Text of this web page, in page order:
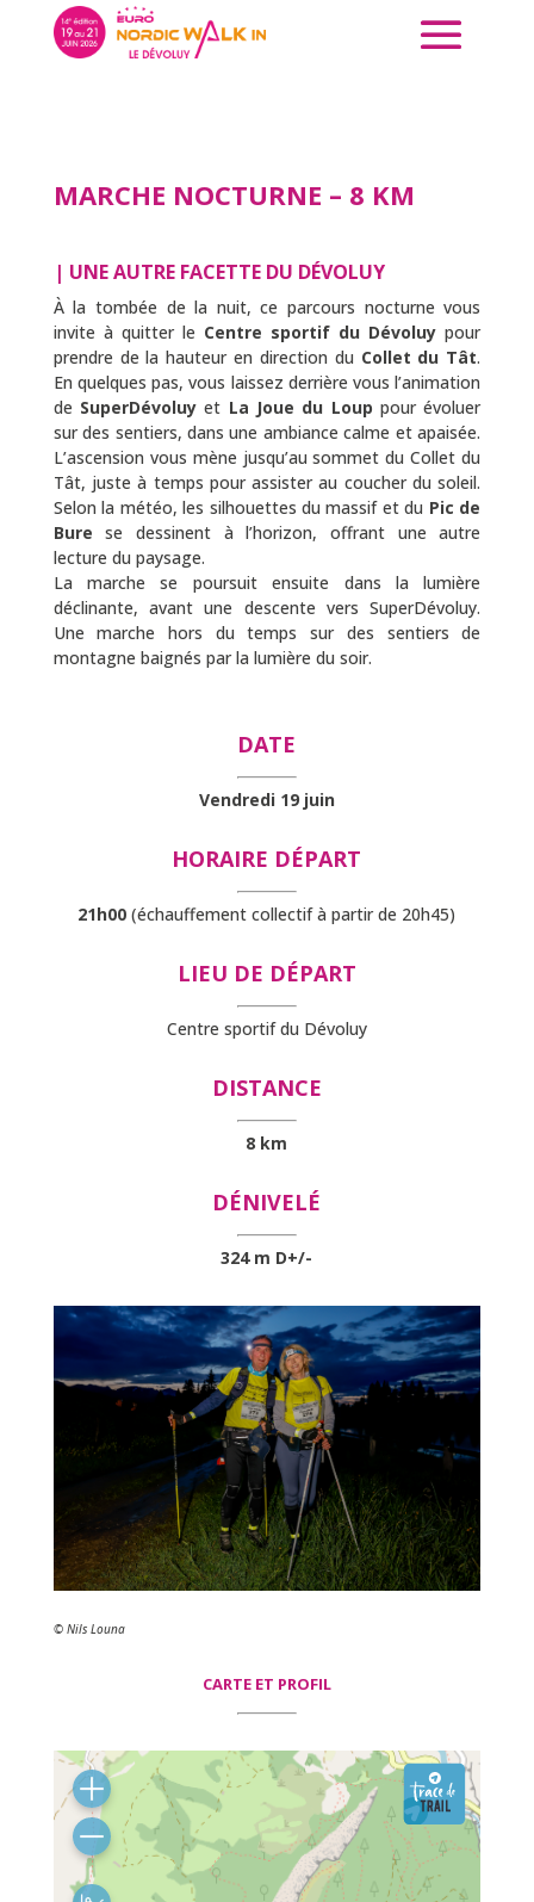
MARCHE NOCTURNE – 8 KM
| UNE AUTRE FACETTE DU DÉVOLUY
À la tombée de la nuit, ce parcours nocturne vous
invite à quitter le Centre sportif du Dévoluy pour
prendre de la hauteur en direction du Collet du Tât.
En quelques pas, vous laissez derrière vous l’animation
de SuperDévoluy et La Joue du Loup pour évoluer
sur des sentiers, dans une ambiance calme et apaisée.
L’ascension vous mène jusqu’au sommet du Collet du
Tât, juste à temps pour assister au coucher du soleil.
Selon la météo, les silhouettes du massif et du Pic de
Bure se dessinent à l’horizon, offrant une autre
lecture du paysage.
La marche se poursuit ensuite dans la lumière
déclinante, avant une descente vers SuperDévoluy.
Une marche hors du temps sur des sentiers de
montagne baignés par la lumière du soir.
DATE
Vendredi 19 juin
HORAIRE DÉPART
21h00(échauffement collectif à partir de 20h45)
LIEU DE DÉPART
Centre sportif du Dévoluy
DISTANCE
8 km
DÉNIVELÉ
324 m D+/-
© Nils Louna
CARTE ET PROFIL